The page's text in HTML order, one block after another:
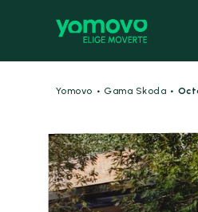
Yomovo · Gama Skoda ·